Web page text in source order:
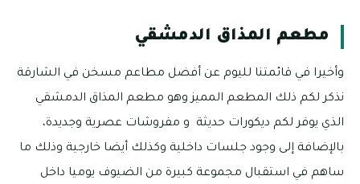
مطعم المذاق الدمشقي
وأخيرا في قائمتنا لليوم عن أفضل مطاعم مسخن في الشارقة
نذكر لكم ذلك المطعم المميز وهو مطعم المذاق الدمشقي
الذي يوفر لكم ديكورات حديثة و مفروشات عصرية وجديدة،
بالإضافة إلى وجود جلسات داخلية وكذلك أيضا خارجية وذلك ما
ساهم في استقبال مجموعة كبيرة من الضيوف يوميا داخل